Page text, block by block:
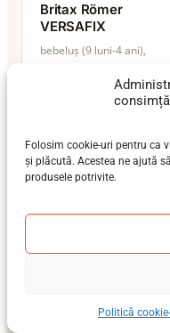
Folosim cookie-uri pentru ca
și plăcută. Acestea ne ajută
produsele potrivite.
Politică
Britax Römer
VERSAFIX
bebeluș (9 luni-4 ani),
support-leg
i-Size